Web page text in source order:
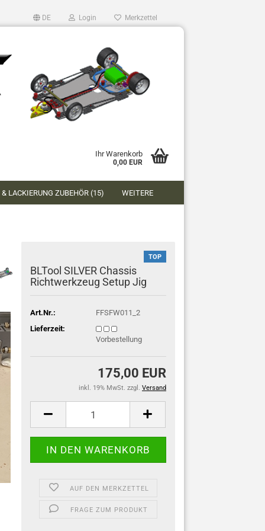
DE Login Merkzettel
Ihr Warenkorb
0,00 EUR
LACKIERUNG ZUBEHÖR (15) WEITERE
TOP
BLTool SILVER Chassis
Richtwerkzeug Setup Jig
Art.Nr.:
FFSFW011_2
Lieferzeit:
Vorbestellung
175,00 EUR
inkl. 19% MwSt. zzgl. Versand
AUF DEN MERKZETTEL
FRAGE ZUM PRODUKT